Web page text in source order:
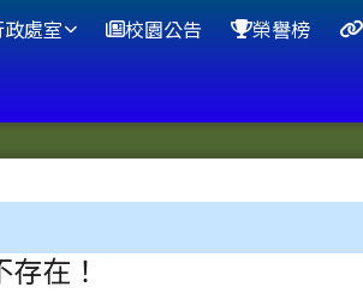
處室 校園公告 榮譽榜
域
在！